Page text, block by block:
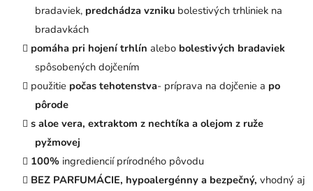
bradaviek, predchádza vzniku bolestivých trhliniek na
bradavkách
pomáha pri hojení trhlín alebo bolestivých bradaviek
spôsobených dojčením
použitie počas tehotenstva- príprava na dojčenie a po
pôrode
s aloe vera, extraktom z nechtíka a olejom z ruže
pyžmovej
100% ingrediencií prírodného pôvodu
BEZ PARFUMÁCIE, hypoalergénny a bezpečný, vhodný aj